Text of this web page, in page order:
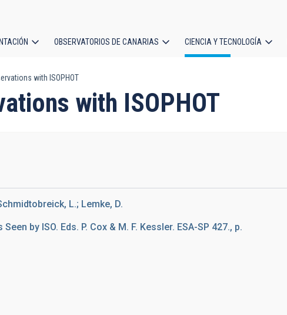
OBSERVATORIOS DE CANARIAS CIENCIA Y TECNOLOGÍA
with ISOPHOT
with ISOPHOT
L.; Lemke, D.
by ISO. Eds. P. Cox & M. F. Kessler. ESA-SP 427., p.